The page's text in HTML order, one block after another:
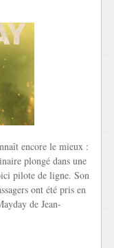
encore le mieux :
plongé dans une
pilote de ligne. Son
ont été pris en
de Jean-